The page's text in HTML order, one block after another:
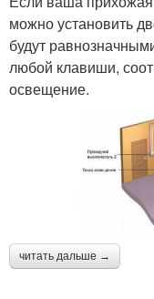
можно установить
будут
любой клавиши,
освещение.
читать дальше →